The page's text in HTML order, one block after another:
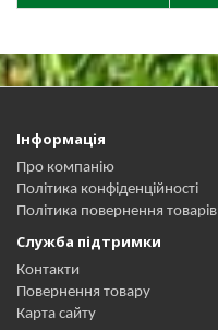
Інформація
Про компанію
Політика конфіденційності
Політика повернення товарів
Служба підтримки
Контакти
Повернення товару
Карта сайту